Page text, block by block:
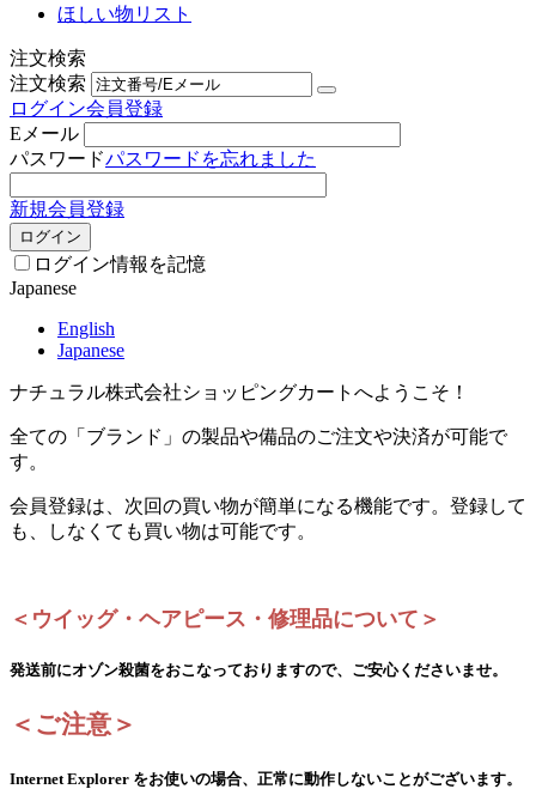
ほしい物リスト
注文検索
注文検索
ログイン会員登録
Eメール
パスワードパスワードを忘れました
新規会員登録
ログイン
ログイン情報を記憶
Japanese
English
Japanese
ナチュラル株式会社ショッピングカートへようこそ！
全ての「ブランド」の製品や備品のご注文や決済が可能で
す。
会員登録は、次回の買い物が簡単になる機能です。登録して
も、しなくても買い物は可能です。
＜ウイッグ・ヘアピース・修理品について＞
発送前にオゾン殺菌をおこなっておりますので、ご安心くださいませ。
＜ご注意＞
Internet Explorer をお使いの場合、正常に動作しないことがございます。